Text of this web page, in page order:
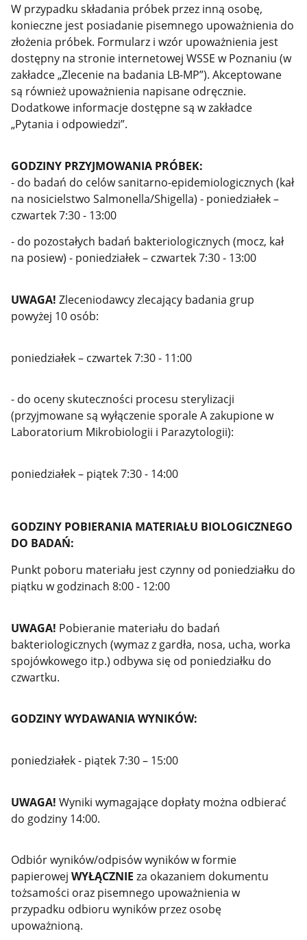
W przypadku składania próbek przez inną osobę,
konieczne jest posiadanie pisemnego upoważnienia do
złożenia próbek. Formularz i wzór upoważnienia jest
dostępny na stronie internetowej WSSE w Poznaniu (w
zakładce „Zlecenie na badania LB-MP”). Akceptowane
są również upoważnienia napisane odręcznie.
Dodatkowe informacje dostępne są w zakładce
„Pytania i odpowiedzi”.
GODZINY PRZYJMOWANIA PRÓBEK:
- do badań do celów sanitarno-epidemiologicznych (kał
na nosicielstwo Salmonella/Shigella) - poniedziałek –
czwartek 7:30 - 13:00
- do pozostałych badań bakteriologicznych (mocz, kał
na posiew) - poniedziałek – czwartek 7:30 - 13:00
UWAGA! Zleceniodawcy zlecający badania grup
powyżej 10 osób:
poniedziałek – czwartek 7:30 - 11:00
- do oceny skuteczności procesu sterylizacji
(przyjmowane są wyłączenie sporale A zakupione w
Laboratorium Mikrobiologii i Parazytologii):
poniedziałek – piątek 7:30 - 14:00
GODZINY POBIERANIA MATERIAŁU BIOLOGICZNEGO
DO BADAŃ:
Punkt poboru materiału jest czynny od poniedziałku do
piątku w godzinach 8:00 - 12:00
UWAGA! Pobieranie materiału do badań
bakteriologicznych (wymaz z gardła, nosa, ucha, worka
spojówkowego itp.) odbywa się od poniedziałku do
czwartku.
GODZINY WYDAWANIA WYNIKÓW:
poniedziałek - piątek 7:30 – 15:00
UWAGA! Wyniki wymagające dopłaty można odbierać
do godziny 14:00.
Odbiór wyników/odpisów wyników w formie
papierowejWYŁĄCZNIE za okazaniem dokumentu
tożsamości oraz pisemnego upoważnienia w
przypadku odbioru wyników przez osobę
upoważnioną.